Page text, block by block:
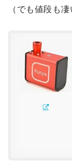
（でも値段も凄